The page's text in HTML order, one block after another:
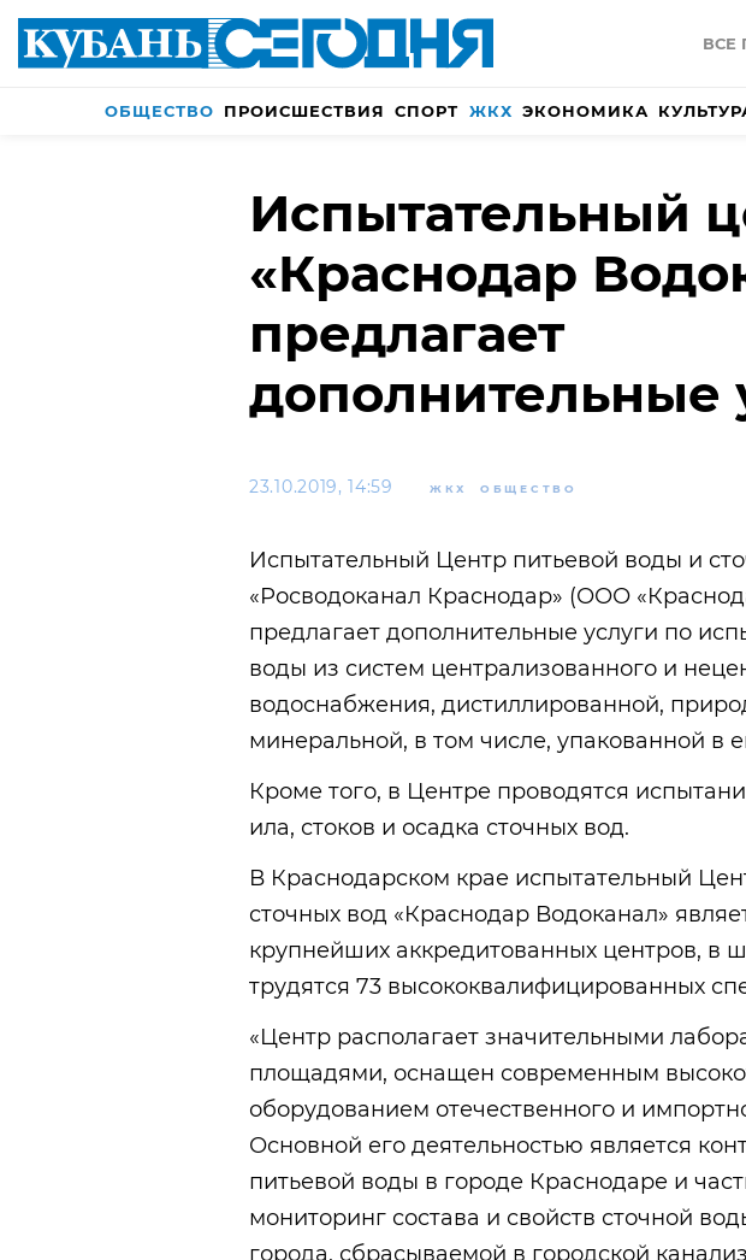
ВСЕ
ОБЩЕСТВО ПРОИСШЕСТВИЯ СПОРТ ЖКХ ЭКОНОМИКА
Испытательный
«Краснодар
предлагает
дополнительные
23.10.2019, 14:59 ЖКХ ОБЩЕСТВО
Испытательный Центр питьевой воды и
«Росводоканал Краснодар» (ООО
предлагает дополнительные услуги по
воды из систем централизованного и
водоснабжения, дистиллированной,
минеральной, в том числе, упакованной в
Кроме того, в Центре проводятся
ила, стоков и осадка сточных вод.
В Краснодарском крае испытательный
сточных вод «Краснодар Водоканал»
крупнейших аккредитованных центров, в
трудятся 73 высококвалифицированных
«Центр располагает значительными
площадями, оснащен современным
оборудованием отечественного и
Основной его деятельностью является
питьевой воды в городе Краснодаре и
мониторинг состава и свойств сточной
города, сбрасываемой в городской